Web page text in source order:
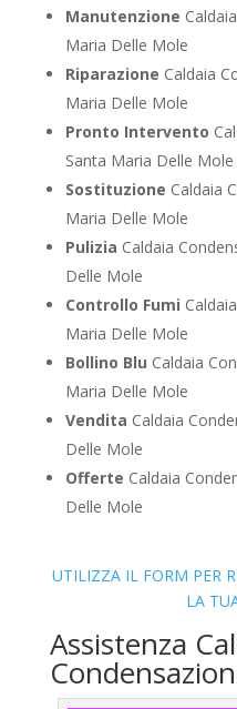
Manutenzione
Maria Delle Mole
Riparazione Caldaia
Maria Delle Mole
Pronto Intervento
Santa Maria Delle Mole
Sostituzione Caldaia
Maria Delle Mole
Pulizia Caldaia
Delle Mole
Controllo Fumi
Maria Delle Mole
Bollino Blu Caldaia
Maria Delle Mole
Vendita Caldaia
Delle Mole
Offerte Caldaia
Delle Mole
UTILIZZA IL FORM PER
LA
Assistenza